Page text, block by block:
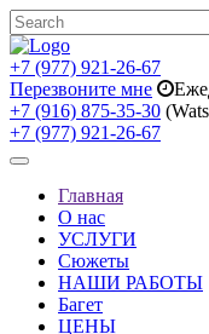
+7 (977) 921-26-67
Перезвоните мне
+7 (916) 875-35-30
+7 (977) 921-26-67
Toggle
navigationГлавная
О нас
УСЛУГИ
Сюжеты
НАШИ РАБОТЫ
Багет
ЦЕНЫ